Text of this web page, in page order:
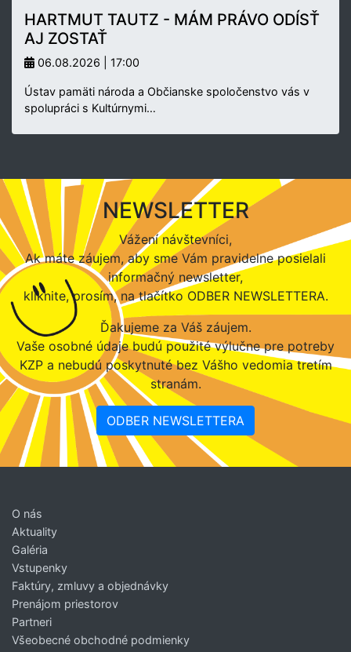
HARTMUT TAUTZ - MÁM PRÁVO ODÍSŤ
AJ ZOSTAŤ
06.08.2026 | 17:00
Ústav pamäti národa a Občianske spoločenstvo vás v
spolupráci s Kultúrnymi…
NEWSLETTER
Vážení návštevníci,
Ak máte záujem, aby sme Vám pravidelne posielali
informačný newsletter,
kliknite, prosím, na tlačítko ODBER NEWSLETTERA.
Ďakujeme za Váš záujem.
Vaše osobné údaje budú použité výlučne pre potreby
KZP a nebudú poskytnuté bez Vášho vedomia tretím
stranám.
ODBER NEWSLETTERA
O nás
Aktuality
Galéria
Vstupenky
Faktúry, zmluvy a objednávky
Prenájom priestorov
Partneri
Všeobecné obchodné podmienky